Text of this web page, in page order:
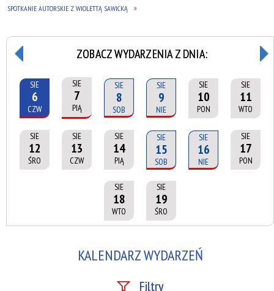
SPOTKANIE AUTORSKIE Z WIOLETTĄ SAWICKĄ
ZOBACZ WYDARZENIA Z DNIA:
SIE
6
CZW
SIE
7
PIĄ
SIE
8
SOB
SIE
9
NIE
SIE
10
PON
SIE
11
WTO
SIE
12
ŚRO
SIE
13
CZW
SIE
14
PIĄ
SIE
15
SOB
SIE
16
NIE
SIE
17
PON
SIE
18
WTO
SIE
19
ŚRO
KALENDARZ WYDARZEŃ
Filtry